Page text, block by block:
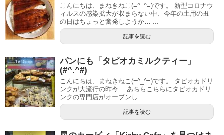
こんにちは、まねきねこ(=^_^=)です。 新型コロナウ
ィルスの感染拡大が収まらない中、今年の土用の丑
の日はちょっと奮発しようか… ...
記事を読む
パンにも「タピオカミルクティー」
(#^.^#)
こんにちは、まねきねこ(=^_^=)です。 タピオカドリ
ンクが大流行の昨今… あちらこちらにタピオカドリ
ンクの専門店がオープンし...
記事を読む